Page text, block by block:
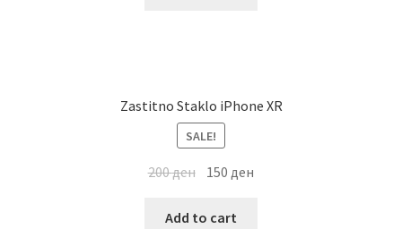
Zastitno Staklo iPhone XR
SALE!
200ден 150ден
Add to cart